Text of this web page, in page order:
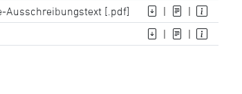
[.pdf]
|
|
| |